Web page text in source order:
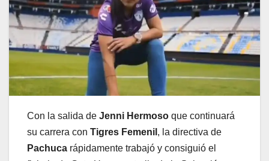
Con la salida de Jenni Hermoso que continuará
su carrera con Tigres Femenil , la directiva de
Pachuca rápidamente trabajó y consiguió el